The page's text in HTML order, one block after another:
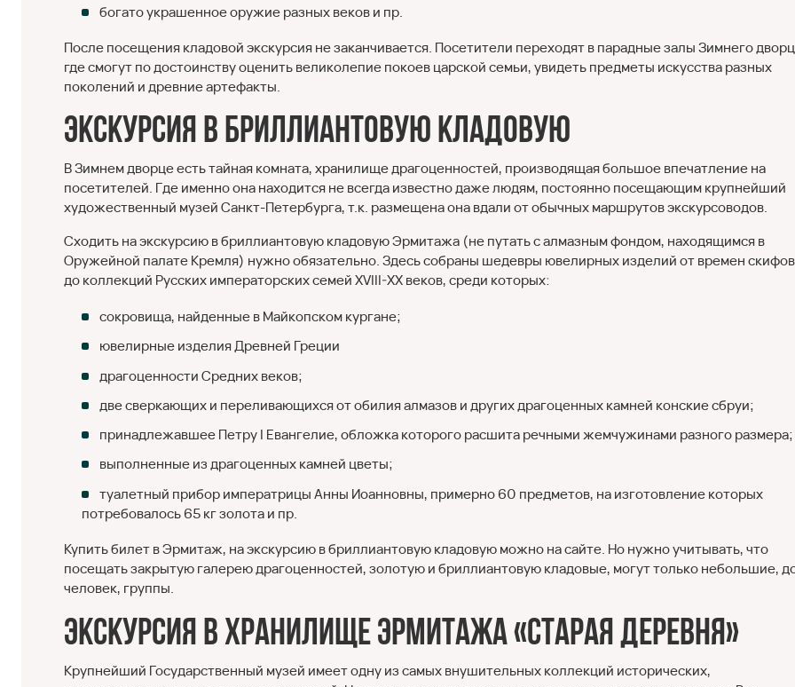
богато украшенное оружие разных веков и пр.
После посещения кладовой экскурсия не заканчивается. Посетители переходят в парадные залы Зимнего
где смогут по достоинству оценить великолепие покоев царской семьи, увидеть предметы искусства разных
поколений и древние артефакты.
Экскурсия в бриллиантовую кладовую
В Зимнем дворце есть тайная комната, хранилище драгоценностей, производящая большое впечатление на
посетителей. Где именно она находится не всегда известно даже людям, постоянно посещающим крупнейший
художественный музей Санкт-Петербурга, т.к. размещена она вдали от обычных маршрутов экскурсоводов.
Сходить на экскурсию в бриллиантовую кладовую Эрмитажа (не путать с алмазным фондом, находящимся в
Оружейной палате Кремля) нужно обязательно. Здесь собраны шедевры ювелирных изделий от времен
до коллекций Русских императорских семей XVIII-XX веков, среди которых:
сокровища, найденные в Майкопском кургане;
ювелирные изделия Древней Греции
драгоценности Средних веков;
две сверкающих и переливающихся от обилия алмазов и других драгоценных камней конские сбруи;
принадлежавшее Петру I Евангелие, обложка которого расшита речными жемчужинами разного размера;
выполненные из драгоценных камней цветы;
туалетный прибор императрицы Анны Иоанновны, примерно 60 предметов, на изготовление которых
потребовалось 65 кг золота и пр.
Купить билет в Эрмитаж, на экскурсию в бриллиантовую кладовую можно на сайте. Но нужно учитывать, что
посещать закрытую галерею драгоценностей, золотую и бриллиантовую кладовые, могут только небольшие,
человек, группы.
Экскурсия в хранилище Эрмитажа «Старая Деревня»
Крупнейший Государственный музей имеет одну из самых внушительных коллекций исторических,